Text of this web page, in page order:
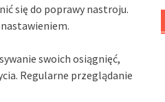
się do poprawy nastroju.
swoich osiągnięć,
Regularne przeglądanie